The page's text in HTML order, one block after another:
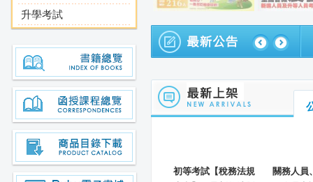
升學考試
2026-02-05 鼎文網路書店【春節服務】公告
初等考試【稅務法規
關務人員